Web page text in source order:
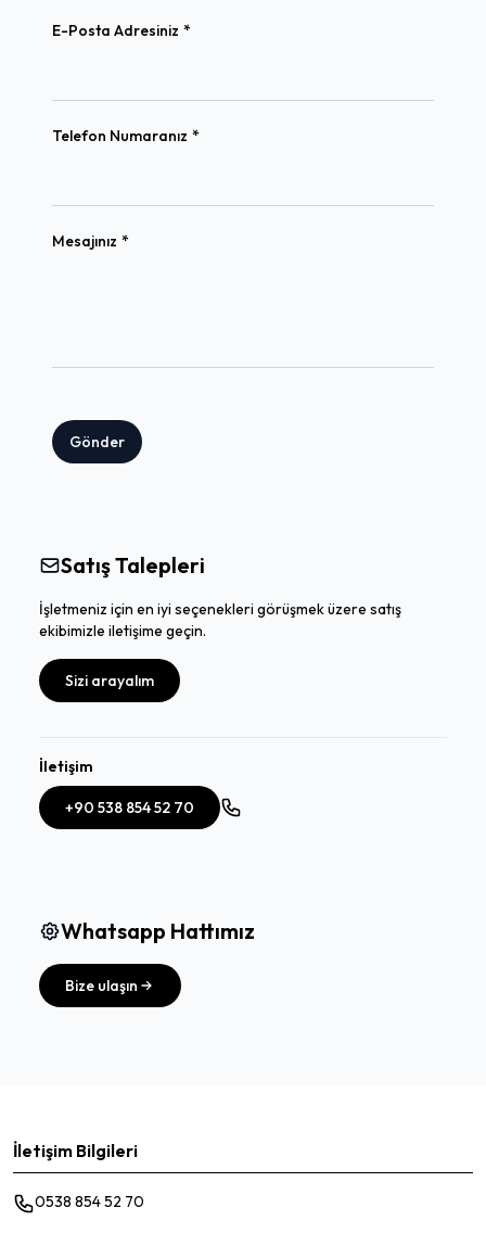
E-Posta Adresiniz *
Telefon Numaranız *
Mesajınız *
Gönder
Satış Talepleri
İşletmeniz için en iyi seçenekleri görüşmek üzere satış
ekibimizle iletişime geçin.
Sizi arayalım
İletişim
+90 538 854 52 70
Whatsapp Hattımız
Bize ulaşın
İletişim Bilgileri
0538 854 52 70